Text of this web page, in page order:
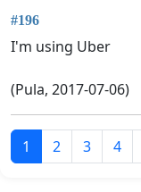
#196
I'm using Uber
(Pula, 2017-07-06)
1 2 3 4